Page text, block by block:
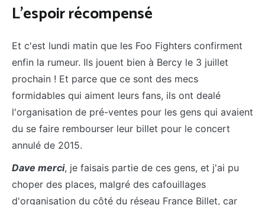
L'espoir récompensé
Et c'est lundi matin que les Foo Fighters confirment
enfin la rumeur. Ils jouent bien à Bercy le 3 juillet
prochain ! Et parce que ce sont des mecs
formidables qui aiment leurs fans, ils ont dealé
l'organisation de pré-ventes pour les gens qui avaient
du se faire rembourser leur billet pour le concert
annulé de 2015.
Dave merci, je faisais partie de ces gens, et j'ai pu
choper des places, malgré des cafouillages
d'organisation du côté du réseau France Billet, car